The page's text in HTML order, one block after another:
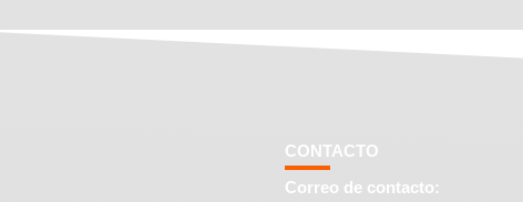
CONTACTO
Correo de contacto: